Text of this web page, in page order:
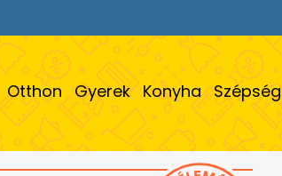
Otthon Gyerek Konyha Szépség